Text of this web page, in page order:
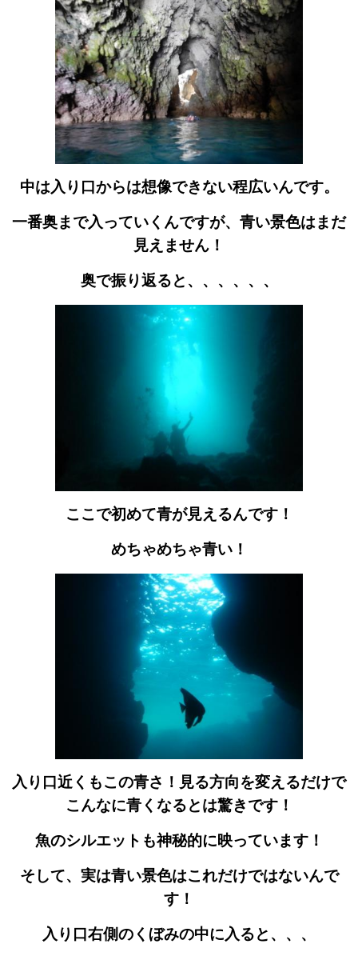
中は入り口からは想像できない程広いんです。
一番奥まで入っていくんですが、青い景色はまだ
見えません！
奥で振り返ると、、、、、、
ここで初めて青が見えるんです！
めちゃめちゃ青い！
入り口近くもこの青さ！見る方向を変えるだけで
こんなに青くなるとは驚きです！
魚のシルエットも神秘的に映っています！
そして、実は青い景色はこれだけではないんで
す！
入り口右側のくぼみの中に入ると、、、